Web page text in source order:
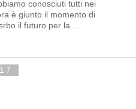
conosciuti tutti nei
è giunto il momento di
il futuro per la ...